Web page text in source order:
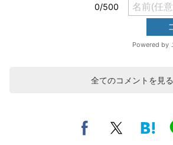
全てのコメントを見る